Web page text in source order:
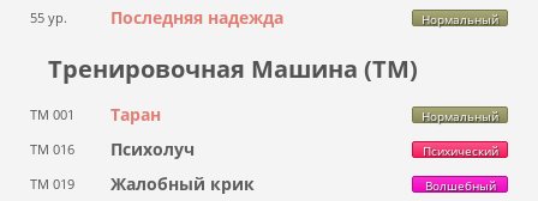
55 ур. Последняя надежда Нормальный
Тренировочная Машина (ТМ)
ТМ 001 Таран Нормальный
ТМ 016 Психолуч Психический
ТМ 019 Жалобный крик Волшебный